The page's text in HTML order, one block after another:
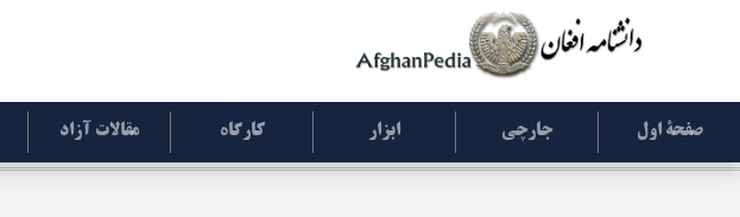
صفحۀ اول جارچی ابزار کارگاه مقالات آزاد